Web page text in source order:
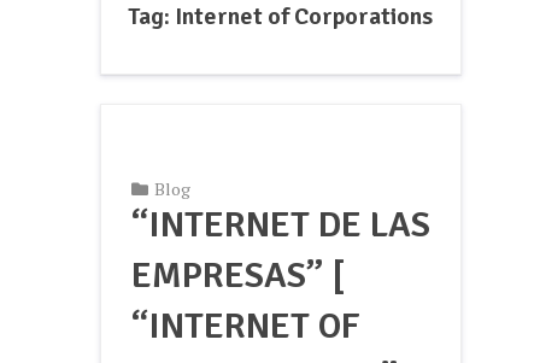
Tag: Internet of Corporations
Blog
“INTERNET DE LAS
EMPRESAS” [
“INTERNET OF